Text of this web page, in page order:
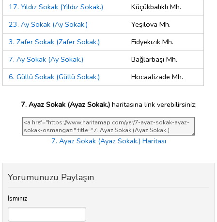
17. Yıldız Sokak (Yıldız Sokak.)
Küçükbalıklı Mh.
23. Ay Sokak (Ay Sokak.)
Yeşilova Mh.
3. Zafer Sokak (Zafer Sokak.)
Fidyekızık Mh.
7. Ay Sokak (Ay Sokak.)
Bağlarbaşı Mh.
6. Güllü Sokak (Güllü Sokak.)
Hocaalizade Mh.
7. Ayaz Sokak (Ayaz Sokak.)haritasına link verebilirsiniz;
7. Ayaz Sokak (Ayaz Sokak.) Haritası
Yorumunuzu Paylaşın
İsminiz